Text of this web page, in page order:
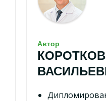
Автор